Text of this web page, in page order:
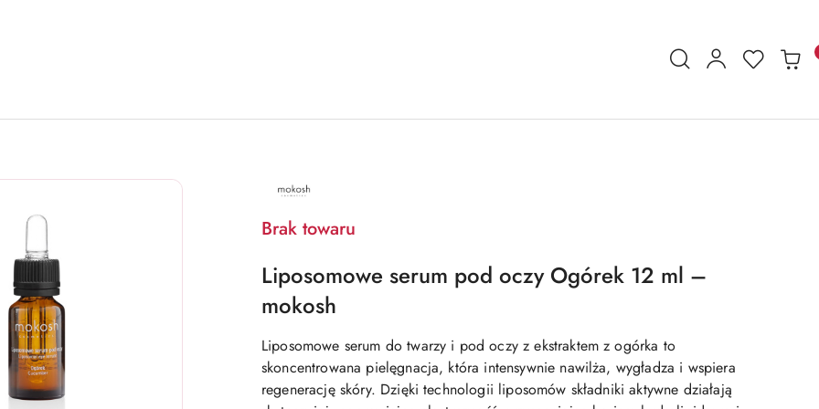
NAZWA
PRODUCENTA:
COSMETICS
Brak towaru
Liposomowe serum pod oczy Ogórek 12 ml –
mokosh
Liposomowe serum do twarzy i pod oczy z ekstraktem z ogórka to
skoncentrowana pielęgnacja, która intensywnie nawilża, wygładza i wspiera
regenerację skóry. Dzięki technologii liposomów składniki aktywne działają